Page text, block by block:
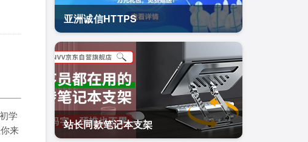
学
来
亚洲诚信HTTPS
站长同款笔记本支架